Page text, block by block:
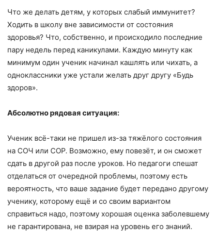
Что же делать детям, у которых слабый иммунитет?
Ходить в школу вне зависимости от состояния
здоровья? Что, собственно, и происходило последние
пару недель перед каникулами. Каждую минуту как
минимум один ученик начинал кашлять или чихать, а
одноклассники уже устали желать друг другу «Будь
здоров».
Абсолютно рядовая ситуация:
Ученик всё-таки не пришел из-за тяжёлого состояния
на СОЧ или СОР. Возможно, ему повезёт, и он сможет
сдать в другой раз после уроков. Но педагоги спешат
отделаться от очередной проблемы, поэтому есть
вероятность, что ваше задание будет передано другому
ученику, которому ещё и со своим вариантом
справиться надо, поэтому хорошая оценка заболевшему
не гарантирована, не взирая на уровень его знаний.